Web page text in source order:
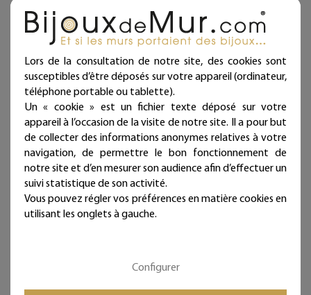
53,00 €
Livraison offerte
Expédié sous 24/48h
53,00 €
Livraison offerte
(en France métropolitaine)
Expédié sous 24/48h
en fil de fer - à punaiser -
Lors de la consultation de notre site, des cookies sont
susceptibles d’être déposés sur votre appareil (ordinateur,
téléphone portable ou tablette).
Un « cookie » est un fichier texte déposé sur votre
appareil à l’occasion de la visite de notre site. Il a pour but
de collecter des informations anonymes relatives à votre
navigation, de permettre le bon fonctionnement de
notre site et d’en mesurer son audience afin d’effectuer un
suivi statistique de son activité.
Vous pouvez régler vos préférences en matière cookies en
utilisant les onglets à gauche.
Configurer